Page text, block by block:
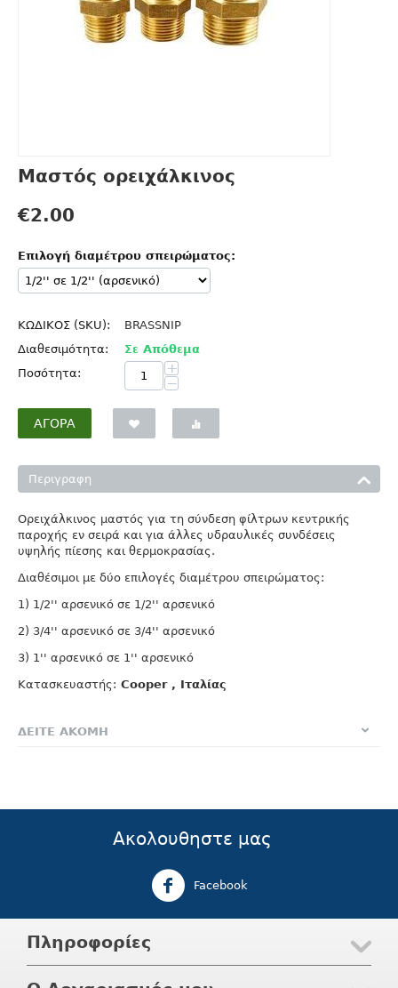
Μαστός ορειχάλκινος
€2.00
Επιλογή διαμέτρου σπειρώματος:
ΚΩΔΙΚΟΣ (SKU):
BRASSNIP
Διαθεσιμότητα:
Σε Απόθεμα
Ποσότητα:
+
−
ΑΓΟΡΆ
Περιγραφη
Ορειχάλκινος μαστός για τη σύνδεση φίλτρων κεντρικής
παροχής εν σειρά και για άλλες υδραυλικές συνδέσεις
υψηλής πίεσης και θερμοκρασίας.
Διαθέσιμοι με δύο επιλογές διαμέτρου σπειρώματος:
1) 1/2'' αρσενικό σε 1/2'' αρσενικό
2) 3/4'' αρσενικό σε 3/4'' αρσενικό
3) 1'' αρσενικό σε 1'' αρσενικό
Κατασκευαστής: Cooper , Ιταλίας
ΔΕΙΤΕ ΑΚΟΜΗ
Ακολουθηστε μας
Facebook
Πληροφορίες